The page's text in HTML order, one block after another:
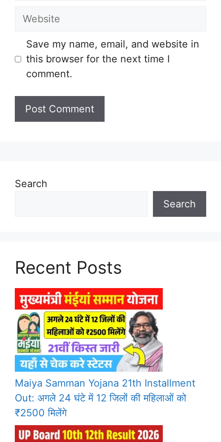
Website
Save my name, email, and website in
this browser for the next time I
comment.
Search
Search
Recent Posts
Maiya Samman Yojana 21th Installment
Out: अगले 24 घंटे में 12 जिलों की महिलाओं को
₹2500 मिलेंगे